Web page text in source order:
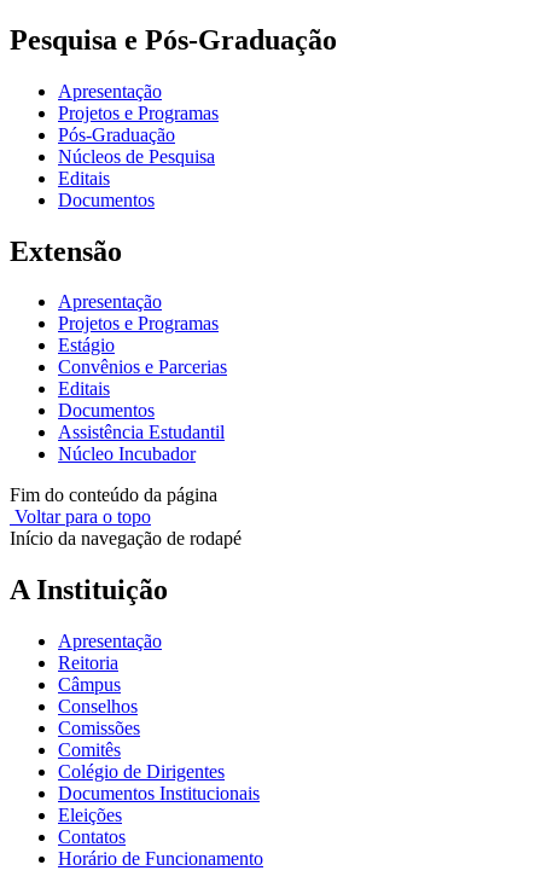
Pesquisa e Pós-Graduação
Apresentação
Projetos e Programas
Pós-Graduação
Núcleos de Pesquisa
Editais
Documentos
Extensão
Apresentação
Projetos e Programas
Estágio
Convênios e Parcerias
Editais
Documentos
Assistência Estudantil
Núcleo Incubador
Fim do conteúdo da página
Voltar para o topo
Início da navegação de rodapé
A Instituição
Apresentação
Reitoria
Câmpus
Conselhos
Comissões
Comitês
Colégio de Dirigentes
Documentos Institucionais
Eleições
Contatos
Horário de Funcionamento